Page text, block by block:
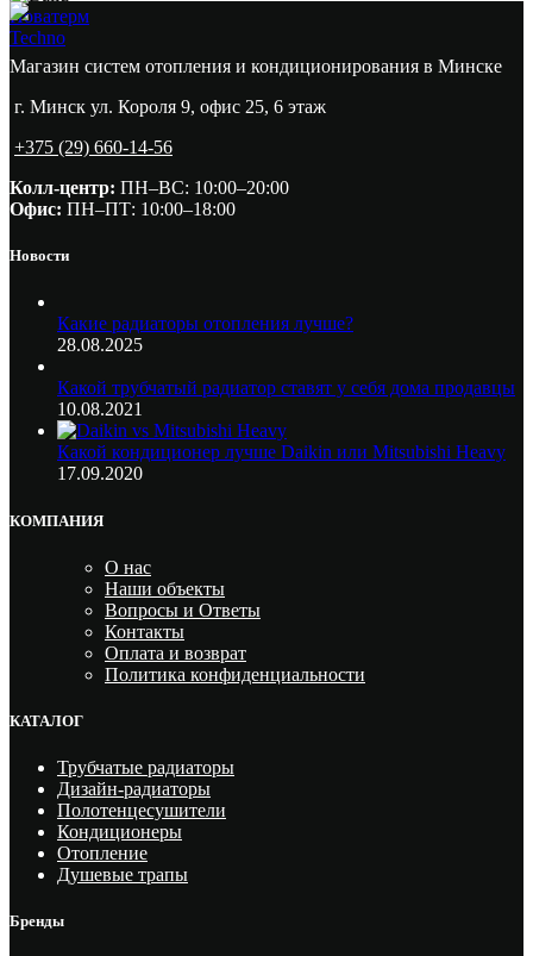
Новатерм
Techno
Магазин систем отопления и кондиционирования в Минске
г. Минск ул. Короля 9, офис 25, 6 этаж
+375 (29) 660-14-56
Колл-центр: ПН–ВС: 10:00–20:00​
Офис: ПН–ПТ: 10:00–18:00
Новости
Какие радиаторы отопления лучше?
28.08.2025
Какой трубчатый радиатор ставят у себя дома продавцы
10.08.2021
Какой кондиционер лучше Daikin или Mitsubishi Heavy
17.09.2020
КОМПАНИЯ
О нас
Наши объекты
Вопросы и Ответы
Контакты
Оплата и возврат
Политика конфиденциальности
КАТАЛОГ
Трубчатые радиаторы
Дизайн-радиаторы
Полотенцесушители
Кондиционеры
Отопление
Душевые трапы
Бренды